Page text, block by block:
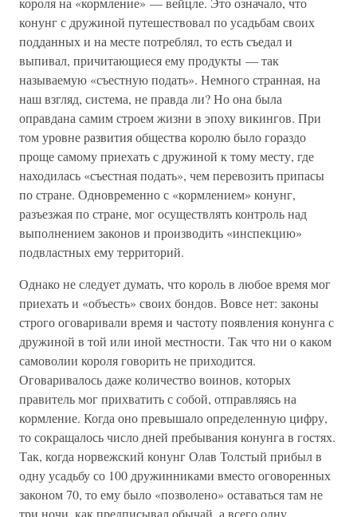
конунг с дружиной путешествовал по усадьбам своих
подданных и на месте потреблял, то есть съедал и
выпивал, причитающиеся ему продукты — так
называемую «съестную подать». Немного странная, на
наш взгляд, система, не правда ли? Но она была
оправдана самим строем жизни в эпоху викингов. При
том уровне развития общества королю было гораздо
проще самому приехать с дружиной к тому месту, где
находилась «съестная подать», чем перевозить припасы
по стране. Одновременно с «кормлением» конунг,
разъезжая по стране, мог осуществлять контроль над
выполнением законов и производить «инспекцию»
подвластных ему территорий.
Однако не следует думать, что король в любое время мог
приехать и «объесть» своих бондов. Вовсе нет: законы
строго оговаривали время и частоту появления конунга с
дружиной в той или иной местности. Так что ни о каком
самоволии короля говорить не приходится.
Оговаривалось даже количество воинов, которых
правитель мог прихватить с собой, отправляясь на
кормление. Когда оно превышало определенную цифру,
то сокращалось число дней пребывания конунга в гостях.
Так, когда норвежский конунг Олав Толстый прибыл в
одну усадьбу со 100 дружинниками вместо оговоренных
законом 70, то ему было «позволено» оставаться там не
три ночи, как предписывал обычай, а всего одну.